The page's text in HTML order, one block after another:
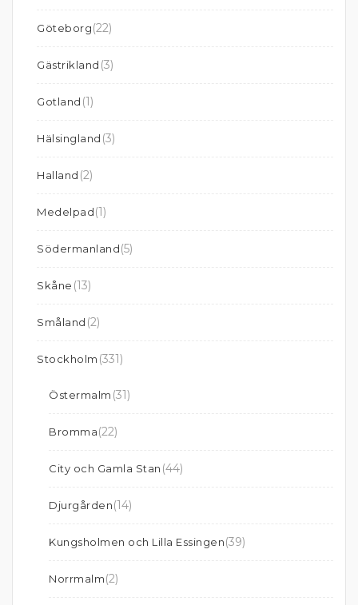
Göteborg(22)
Gästrikland (3)
Gotland (1)
Hälsingland (3)
Halland (2)
Medelpad(1)
Södermanland(5)
Skåne (13)
Småland (2)
Stockholm (331)
Östermalm (31)
Bromma(22)
City och Gamla Stan (44)
Djurgården(14)
Kungsholmen och Lilla Essingen(39)
Norrmalm(2)